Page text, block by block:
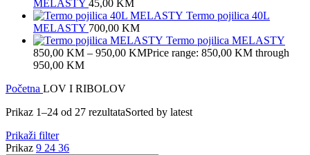
MELASTY 45,00 KM
Termo pojilica 40L
MELASTY 700,00 KM
Termo pojilica MELASTY
850,00 KM – 950,00 KMPrice range: 850,00 KM through
950,00 KM
Početna LOV I RIBOLOV
Prikaz 1–24 od 27 rezultataSorted by latest
Prikaži filter
Prikaz 9 24 36